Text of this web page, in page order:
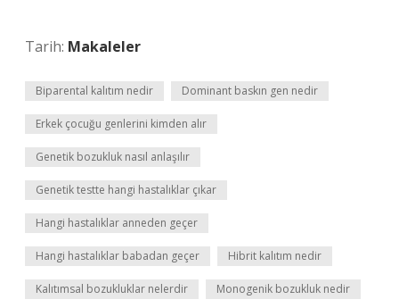
Tarih: Makaleler
Biparental kalıtım nedir Dominant baskın gen nedir
Erkek çocuğu genlerini kimden alır
Genetik bozukluk nasıl anlaşılır
Genetik testte hangi hastalıklar çıkar
Hangi hastalıklar anneden geçer
Hangi hastalıklar babadan geçer Hibrit kalıtım nedir
Kalıtımsal bozukluklar nelerdir Monogenik bozukluk nedir